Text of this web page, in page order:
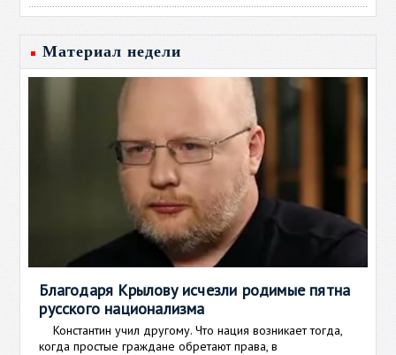
Материал недели
Благодаря Крылову исчезли родимые пятна
русского национализма
Константин учил другому. Что нация возникает тогда,
когда простые граждане обретают права, в